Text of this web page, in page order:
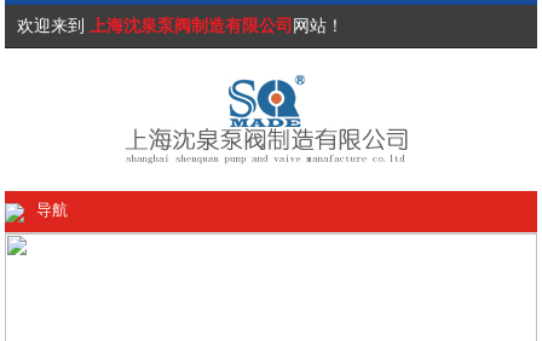
欢迎来到 上海沈泉泵阀制造有限公司 网站！
导航